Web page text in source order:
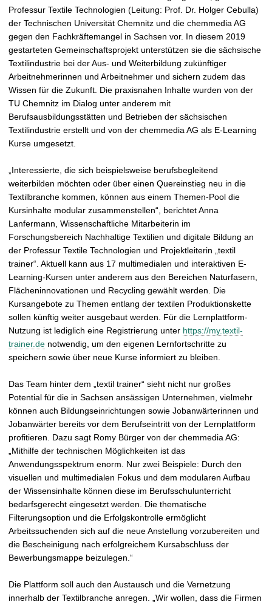
Professur Textile Technologien (Leitung: Prof. Dr. Holger Cebulla)
der Technischen Universität Chemnitz und die chemmedia AG
gegen den Fachkräftemangel in Sachsen vor. In diesem 2019
gestarteten Gemeinschaftsprojekt unterstützen sie die sächsische
Textilindustrie bei der Aus- und Weiterbildung zukünftiger
Arbeitnehmerinnen und Arbeitnehmer und sichern zudem das
Wissen für die Zukunft. Die praxisnahen Inhalte wurden von der
TU Chemnitz im Dialog unter anderem mit
Berufsausbildungsstätten und Betrieben der sächsischen
Textilindustrie erstellt und von der chemmedia AG als E-Learning
Kurse umgesetzt.
„Interessierte, die sich beispielsweise berufsbegleitend
weiterbilden möchten oder über einen Quereinstieg neu in die
Textilbranche kommen, können aus einem Themen-Pool die
Kursinhalte modular zusammenstellen“, berichtet Anna
Lanfermann, Wissenschaftliche Mitarbeiterin im
Forschungsbereich Nachhaltige Textilien und digitale Bildung an
der Professur Textile Technologien und Projektleiterin „textil
trainer“. Aktuell kann aus 17 multimedialen und interaktiven E-
Learning-Kursen unter anderem aus den Bereichen Naturfasern,
Flächeninnovationen und Recycling gewählt werden. Die
Kursangebote zu Themen entlang der textilen Produktionskette
sollen künftig weiter ausgebaut werden. Für die Lernplattform-
Nutzung ist lediglich eine Registrierung unter https://my.textil-
trainer.de notwendig, um den eigenen Lernfortschritte zu
speichern sowie über neue Kurse informiert zu bleiben.
Das Team hinter dem „textil trainer“ sieht nicht nur großes
Potential für die in Sachsen ansässigen Unternehmen, vielmehr
können auch Bildungseinrichtungen sowie Jobanwärterinnen und
Jobanwärter bereits vor dem Berufseintritt von der Lernplattform
profitieren. Dazu sagt Romy Bürger von der chemmedia AG:
„Mithilfe der technischen Möglichkeiten ist das
Anwendungsspektrum enorm. Nur zwei Beispiele: Durch den
visuellen und multimedialen Fokus und dem modularen Aufbau
der Wissensinhalte können diese im Berufsschulunterricht
bedarfsgerecht eingesetzt werden. Die thematische
Filterungsoption und die Erfolgskontrolle ermöglicht
Arbeitssuchenden sich auf die neue Anstellung vorzubereiten und
die Bescheinigung nach erfolgreichem Kursabschluss der
Bewerbungsmappe beizulegen.“
Die Plattform soll auch den Austausch und die Vernetzung
innerhalb der Textilbranche anregen. „Wir wollen, dass die Firmen